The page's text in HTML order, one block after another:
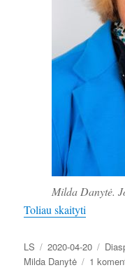
Milda Danytė.
Toliau skaityti
Autorius
LS Paskelbta
2020-04-20
Milda Danytė
1